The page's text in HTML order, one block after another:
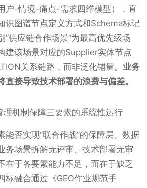
户-情境-痛点-需求四维模型），直
识图谱节点定义方式和Schema标记
“供应链合作场景”为最高优先级场
建该场景对应的Supplier实体节点
关系链路，而非泛化铺量。业务
直接导致技术部署的浪费与偏差。
机制保障三要素的系统性运行
能否实现“联合作战”的保障层。数据
务场景拆解无评审、技术部署无审
于各要素能力不足，而在于缺乏
标融合通过《GEO作业规范手